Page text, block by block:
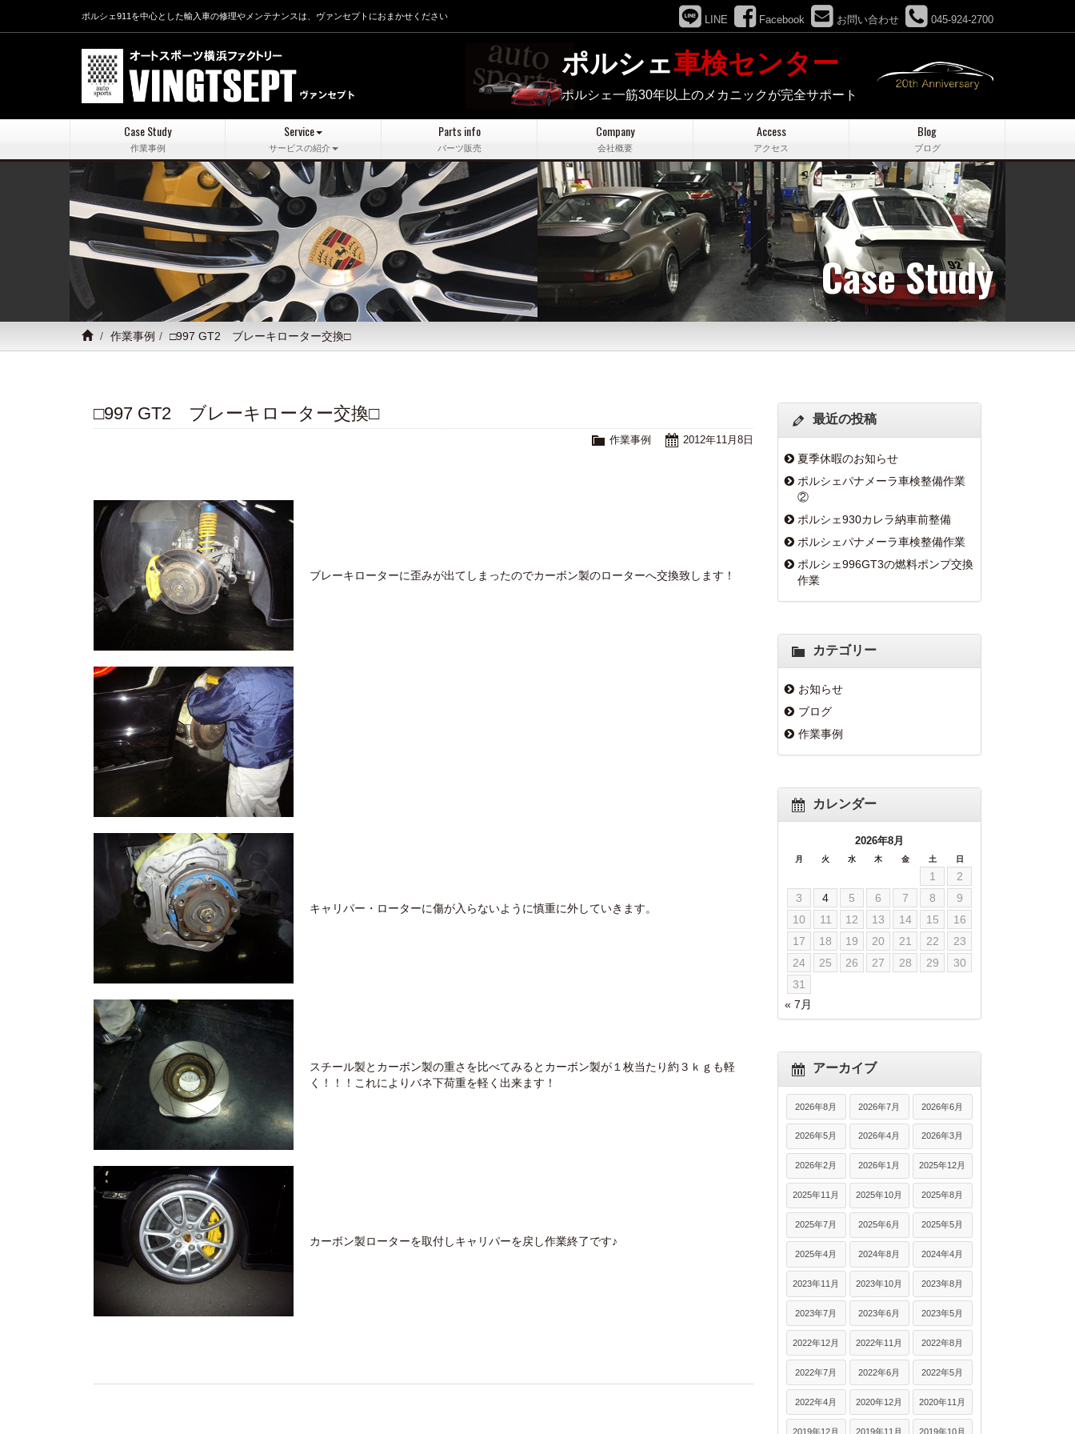
ポルシェ911を中心とした輸入車の修理やメンテナンスは、ヴァンセプトにおまかせください LINE Facebook お問い合わせ 045-924-2700
ポルシェ車検センター
ポルシェ一筋30年以上のメカニックが完全サポート
Case Study
作業事例
Service
サービスの紹介
Parts info
パーツ販売
Company
会社概要
Access
アクセス
Blog
ブログ
Case Study
作業事例 □997 GT2 ブレーキローター交換□
□997 GT2 ブレーキローター交換□
2012年11月8日
作業事例
ブレーキローターに歪みが出てしまったのでカーボン製のローターへ交換致します！
キャリパー・ローターに傷が入らないように慎重に外していきます。
スチール製とカーボン製の重さを比べてみるとカーボン製が１枚当たり約３ｋｇも軽
く！！！これによりバネ下荷重を軽く出来ます！
カーボン製ローターを取付しキャリパーを戻し作業終了です♪
最近の投稿
夏季休暇のお知らせ
ポルシェパナメーラ車検整備作業
②
ポルシェ930カレラ納車前整備
ポルシェパナメーラ車検整備作業
ポルシェ996GT3の燃料ポンプ交換
作業
カテゴリー
お知らせ
ブログ
作業事例
カレンダー
2026年8月
月 火 水 木 金 土 日
1
2
3
4 5 6 7 8
9
10
11 12 13 14 15
16
17
18 19 20 21 22
23
24
25 26 27 28 29
30
31
« 7月
アーカイブ
2026年8月 2026年7月 2026年6月
2026年5月 2026年4月 2026年3月
2026年2月 2026年1月 2025年12月
2025年11月 2025年10月 2025年8月
2025年7月 2025年6月 2025年5月
2025年4月 2024年8月 2024年4月
2023年11月 2023年10月 2023年8月
2023年7月 2023年6月 2023年5月
2022年12月 2022年11月 2022年8月
2022年7月 2022年6月 2022年5月
2022年4月 2020年12月 2020年11月
2019年12月 2019年11月 2019年10月